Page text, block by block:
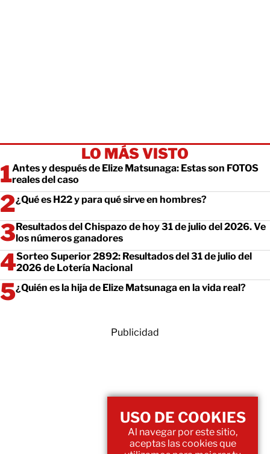
LO MÁS VISTO
Antes y después de Elize Matsunaga: Estas son FOTOS
reales del caso
¿Qué es H22 y para qué sirve en hombres?
Resultados del Chispazo de hoy 31 de julio del 2026. Ve
los números ganadores
Sorteo Superior 2892: Resultados del 31 de julio del
2026 de Lotería Nacional
¿Quién es la hija de Elize Matsunaga en la vida real?
Publicidad
USO DE COOKIES
Al navegar por este sitio,
aceptas las cookies que